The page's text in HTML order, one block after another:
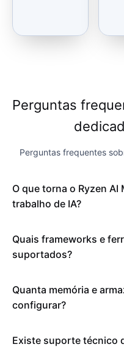
Perguntas
Perguntas frequentes
O que torna o Ryzen AI
trabalho de IA?
Quais frameworks e
suportados?
Quanta memória e
configurar?
Existe suporte técnico